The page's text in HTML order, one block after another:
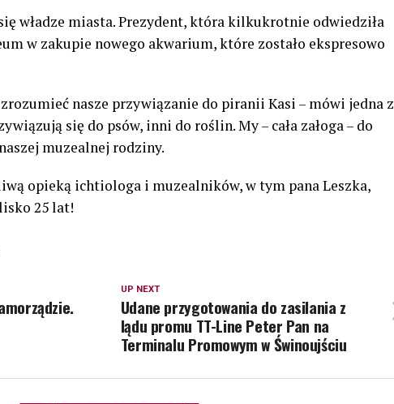
władze miasta. Prezydent, która kilkukrotnie odwiedziła
w zakupie nowego akwarium, które zostało ekspresowo
nasze przywiązanie do piranii Kasi – mówi jedna z
się do psów, inni do roślin. My – cała załoga – do
muzealnej rodziny.
opieką ichtiologa i muzealników, w tym pana Leszka,
25 lat!
UP NEXT
Udane przygotowania do zasilania z
lądu promu TT-Line Peter Pan na
Terminalu Promowym w Świnoujściu